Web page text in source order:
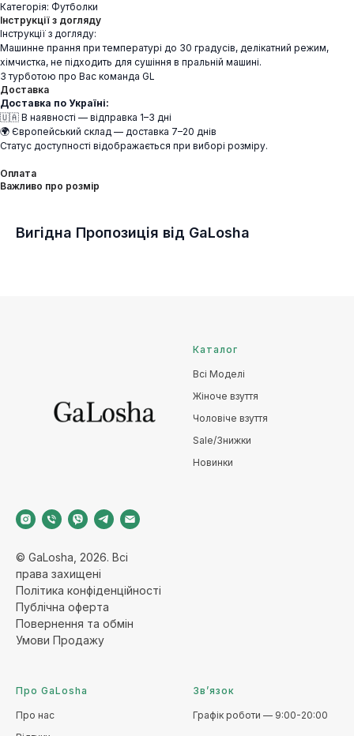
Категорія: Футболки
Інструкції з догляду
Інструкції з догляду:
Машинне прання при температурі до 30 градусів, делікатний режим,
хімчистка, не підходить для сушіння в пральній машині.
З турботою про Вас команда GL
Доставка
Доставка по Україні:
🇺🇦 В наявності — відправка 1–3 дні
🌍 Європейський склад — доставка 7–20 днів
Статус доступності відображається при виборі розміру.
Оплата
Важливо про розмір
Вигідна Пропозиція від GaLosha
© GaLosha, 2026. Всі
права захищені
Політика конфіденційності
Публічна оферта
Повернення та обмін
Умови Продажу
Каталог
Всі Моделі
Жіноче взуття
Чоловіче взуття
Sale/Знижки
Новинки
Про GaLosha
Про нас
Зв’язок
Графік роботи — 9:00-20:00